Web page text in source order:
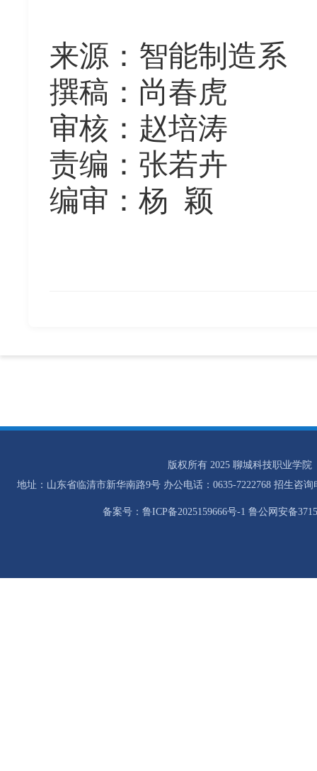
来源 ： 智能制造系
撰稿：尚春虎
审核：赵培涛
责编：张若卉
编审：杨 颖
版权所有 2025 聊城科技职业学院
地址：山东省临清市新华南路9号 办公电话：0635-7222768 招生咨询
备案号：鲁ICP备2025159666号-1 鲁公网安备